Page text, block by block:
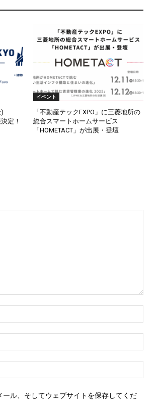
定！
イベント
「不動産テックEXPO」に三菱地所の
総合スマートホームサービス
「HOMETACT」が出展・登壇
前：
メ
ー
ェ
ル、そしてウェブサイトを保存してくだ